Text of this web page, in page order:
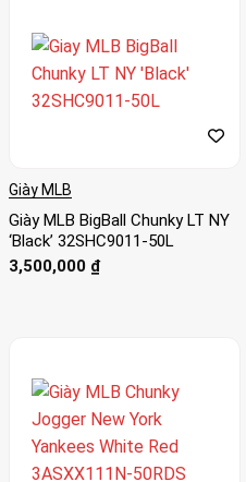
Giày MLB
Giày MLB BigBall Chunky LT NY
‘Black’ 32SHC9011-50L
3,500,000 ₫